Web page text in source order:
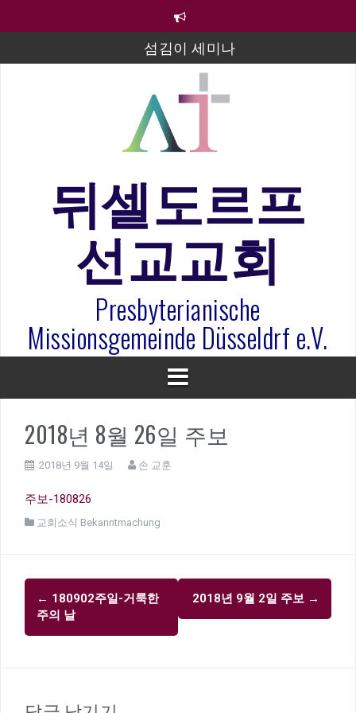
섬김이 세미나
김태희 자매 졸업연주
2023년 어린이 주일 유초등부 발표
라합3 나라 봉헌송
은퇴사-우선화 권사
20260322 주안에 가만히 머물기(요한복음 15:1-17) 손
훈목사
뒤셀도르프
선교교회
Presbyterianische
Missionsgemeinde Düsseldrf e.V.
2018년 8월 26일 주보
2018년 9월 14일 손 교훈
주보-180826
교회소식 Bekanntmachung
글
내
비
← 180902주일-거룩한
주의 날
2018년 9월 2일 주보 →